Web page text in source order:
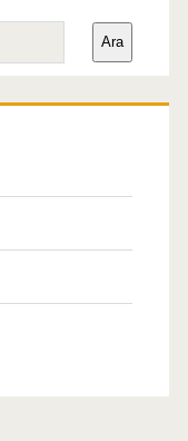
Ara